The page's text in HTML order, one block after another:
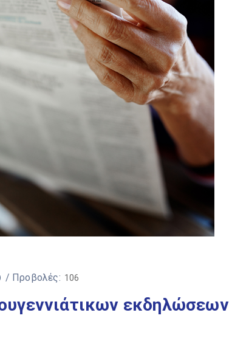
/ Προβολές: 106
εκδηλώσεων